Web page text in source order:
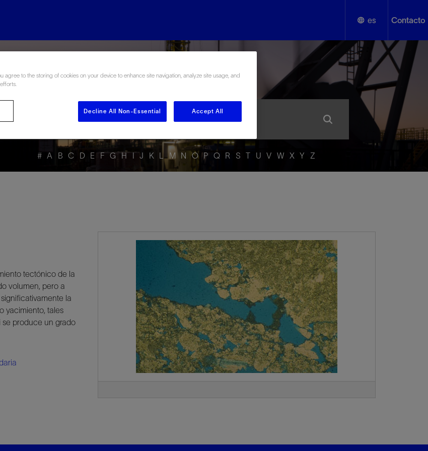
es
English
Español
Contacto
Glossary en Español
# A B C D E F G H I J K L M N O P Q R S T U V W X Y Z
tectónico de la
volumen, pero a
la
yacimiento, tales
se produce un grado
agree to the storing of cookies on your device to enhance site navigation, analyze site usage, and
Decline All Non-Essential Accept All